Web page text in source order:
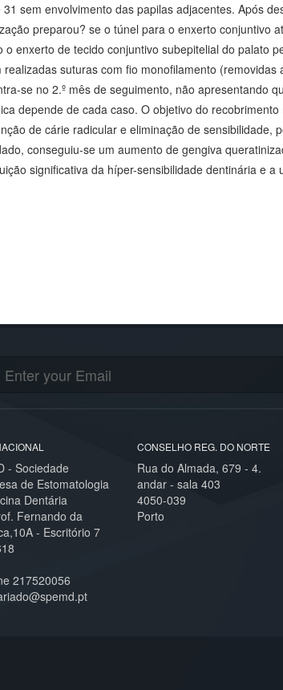
31 sem envolvimento das papilas adjacentes. Após
preparou? se o túnel para o enxerto conjuntivo
o enxerto de tecido conjuntivo subepitelial do palato
realizadas suturas com fio monofilamento
se no 2.º mês de seguimento, não apresentando
depende de cada caso. O objetivo do
de cárie radicular e eliminação de sensibilidade,
conseguiu-se um aumento de gengiva
significativa da híper-sensibilidade dentinária e a
- Sociedade
de Estomatologia
Dentária
Fernando da
- Escritório 7
217520056
CONSELHO REG. DO NORTE
Rua do Almada, 679 - 4.
andar - sala 403
4050-039
Porto